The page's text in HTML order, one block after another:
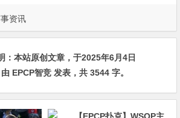
资讯
：本站原创文章，于2025年6月4日
由 EPCP智竞 发表，共 3544 字。